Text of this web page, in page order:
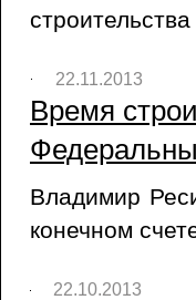
22.11.2013
Время
Владимир
конечном
22.10.2013